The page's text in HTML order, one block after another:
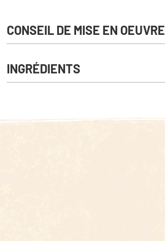
CONSEIL DE MISE EN OEUVRE
INGRÉDIENTS